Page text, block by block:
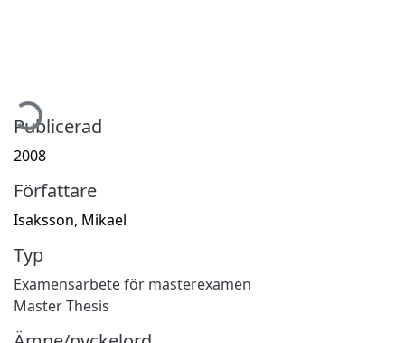
Publicerad
2008
Författare
Isaksson, Mikael
Typ
Examensarbete för masterexamen
Master Thesis